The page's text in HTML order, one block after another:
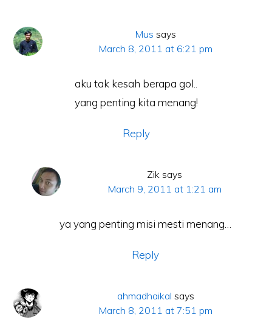
Mus says
March 8, 2011 at 6:21 pm
aku tak kesah berapa gol..
yang penting kita menang!
Reply
Zik says
March 9, 2011 at 1:21 am
ya yang penting misi mesti menang…
Reply
ahmadhaikal says
March 8, 2011 at 7:51 pm